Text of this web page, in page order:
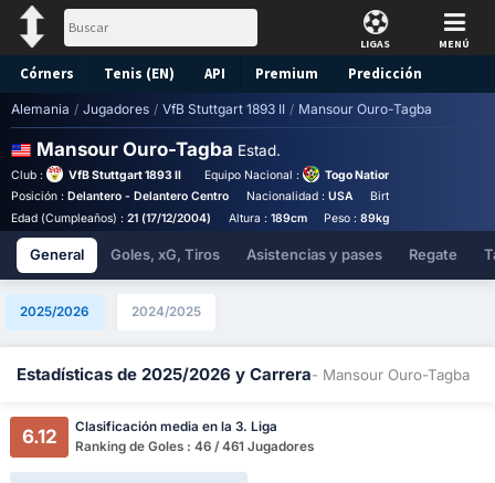
LIGAS MENÚ
Córners Tenis (EN) API Premium Predicción
Alemania / Jugadores / VfB Stuttgart 1893 II / Mansour Ouro-Tagba
Mansour Ouro-Tagba Estad.
Club : VfB Stuttgart 1893 II Equipo Nacional :
Togo National Team
Posición : Delantero - Delantero Centro Nacionalidad : USA Birthplace :
Edad (Cumpleaños) : 21 (17/12/2004) Altura : 189cm Peso :89kg
General Goles, xG, Tiros Asistencias y pases Regate
2025/2026 2024/2025
Estadísticas de 2025/2026 y Carrera- Mansour Ouro-Tagba
6.12
Clasificación media en la 3. Liga
Ranking de Goles : 46 / 461 Jugadores